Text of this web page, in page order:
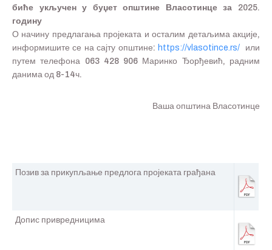
биће укључен у буџет општине Власотинце за 2025.
годину
О начину предлагања пројеката и осталим детаљима акције,
информишите се на сајту општине: https://vlasotince.rs/ или
путем телефона 063 428 906 Маринко Ђорђевић, радним
данима од 8-14ч.
Ваша општина Власотинце
Позив за прикупљање предлога пројеката грађана
Допис привредницима